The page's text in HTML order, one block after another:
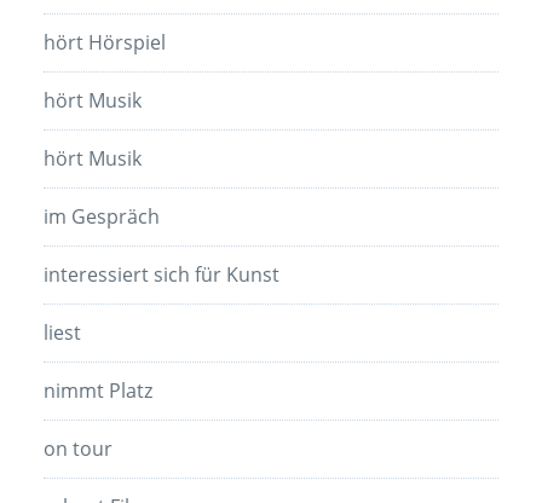
hört Hörspiel
hört Musik
hört Musik
im Gespräch
interessiert sich für Kunst
liest
nimmt Platz
on tour